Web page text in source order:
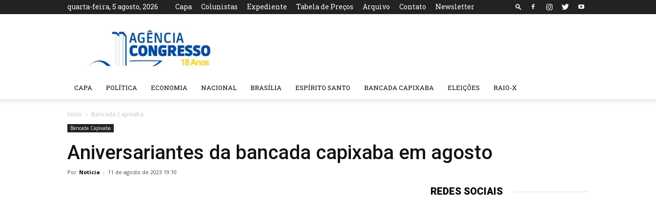
quarta-feira, 5 agosto, 2026 Capa Colunistas Expediente Tabela de Preços Arquivo Contato Newsletter
Agência
CAPA POLÍTICA ECONOMIA NACIONAL BRASÍLIA ESPÍRITO SANTO BANCADA CAPIXABA ELEIÇÕES RAIO-X
Início Bancada Capixaba
Bancada Capixaba
Aniversariantes da bancada capixaba em agosto
Por Notícia - 11 de agosto de 2023 19:10
REDES SOCIAIS